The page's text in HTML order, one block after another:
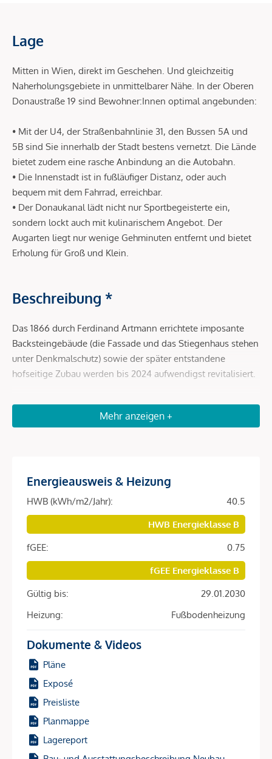
Lage
Mitten in Wien, direkt im Geschehen. Und gleichzeitig
Naherholungsgebiete in unmittelbarer Nähe. In der Oberen
Donaustraße 19 sind Bewohner:Innen optimal angebunden:
• Mit der U4, der Straßenbahnlinie 31, den Bussen 5A und
5B sind Sie innerhalb der Stadt bestens vernetzt. Die Lände
bietet zudem eine rasche Anbindung an die Autobahn.
• Die Innenstadt ist in fußläufiger Distanz, oder auch
bequem mit dem Fahrrad, erreichbar.
• Der Donaukanal lädt nicht nur Sportbegeisterte ein,
sondern lockt auch mit kulinarischem Angebot. Der
Augarten liegt nur wenige Gehminuten entfernt und bietet
Erholung für Groß und Klein.
Beschreibung *
Das 1866 durch Ferdinand Artmann errichtete imposante
Backsteingebäude (die Fassade und das Stiegenhaus stehen
unter Denkmalschutz) sowie der später entstandene
hofseitige Zubau werden bis 2024 aufwendigst revitalisiert.
bietet für jede Lebenssituation die passende Wohneinheit.
Die hauseigene Tiefgarage bietet Platz für 48 Stellplätze im
Wohnnutzfläche von 41 m² bis 132 m², in den
Dachgeschoßen finden sich Einheiten zwischen 41 m² und
166 m², bis hin zu den vier Penthäusern: zwei mit jeweils 153
m² (+ 85 m² Terrasse), zwei mit jeweils 288
m² Wohnnutzfläche (+ 120 m² Terrasse). Das Erdgeschoß ist
für Gewerbe vorgesehen.
zukünftigen Bewohner:innen zusätzlich Service-
Annehmlichkeiten und ein persönlicher Concierge-Dienst.
Ausstattung:
DAS ARTMANN vereint Funktionalität mit zeitloser Eleganz:
Neben der hauseigenen Tiefgarage, zahlreichen
Fahrradabstellplätzen im Innenhof und den Aufzügen, die
die Regelgeschoße und zwei Dachgeschoße barrierefrei und
komfortabel verbinden, überzeugen die Wohnungen
darüber hinaus mit
Mehr anzeigen +
Energieausweis & Heizung
HWB (kWh/m2/Jahr):
40.5
HWB Energieklasse B
fGEE:
0.75
fGEE Energieklasse B
Gültig bis:
29.01.2030
Heizung:
Fußbodenheizung
Dokumente & Videos
Pläne
Exposé
Preisliste
Planmappe
Lagereport